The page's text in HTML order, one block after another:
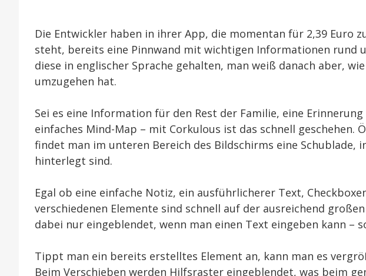
Die Entwickler haben in ihrer App, die momentan für 2,39 Euro
steht, bereits eine Pinnwand mit wichtigen Informationen rund
diese in englischer Sprache gehalten, man weiß danach aber,
umzugehen hat.
Sei es eine Information für den Rest der Familie, eine
einfaches Mind-Map – mit Corkulous ist das schnell geschehen.
findet man im unteren Bereich des Bildschirms eine Schublade,
hinterlegt sind.
Egal ob eine einfache Notiz, ein ausführlicherer Text,
verschiedenen Elemente sind schnell auf der ausreichend
dabei nur eingeblendet, wenn man einen Text eingeben kann –
Tippt man ein bereits erstelltes Element an, kann man es
Beim Verschieben werden Hilfsraster eingeblendet, was beim